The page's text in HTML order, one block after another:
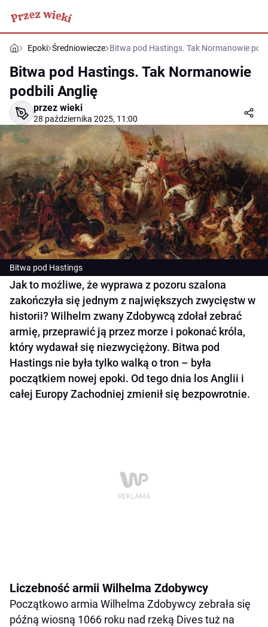
Epoki Średniowiecze Bitwa pod Hastings. Tak Normanowie
Bitwa pod Hastings. Tak Normanowie
podbili Anglię
przez wieki
28 października 2025, 11:00
Bitwa pod Hastings
Jak to możliwe, że wyprawa z pozoru szalona
zakończyła się jednym z największych zwycięstw w
historii? Wilhelm zwany Zdobywcą zdołał zebrać
armię, przeprawić ją przez morze i pokonać króla,
który wydawał się niezwyciężony. Bitwa pod
Hastings nie była tylko walką o tron – była
początkiem nowej epoki. Od tego dnia los Anglii i
całej Europy Zachodniej zmienił się bezpowrotnie.
Liczebność armii Wilhelma Zdobywcy
Początkowo armia Wilhelma Zdobywcy zebrała się
późną wiosną 1066 roku nad rzeką Dives tuż na